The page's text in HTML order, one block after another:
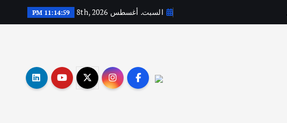
السبت. أغسطس 8th, 2026 11:15:00 PM